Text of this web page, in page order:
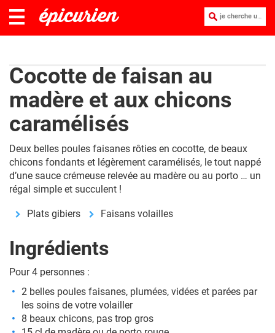
je cherche une recette :
Cocotte de faisan au
madère et aux chicons
caramélisés
Deux belles poules faisanes rôties en cocotte, de beaux
chicons fondants et légèrement caramélisés, le tout nappé
d’une sauce crémeuse relevée au madère ou au porto … un
régal simple et succulent !
Plats gibiers Faisans volailles
Ingrédients
Pour 4 personnes :
2 belles poules faisanes, plumées, vidées et parées par
les soins de votre volailler
8 beaux chicons, pas trop gros